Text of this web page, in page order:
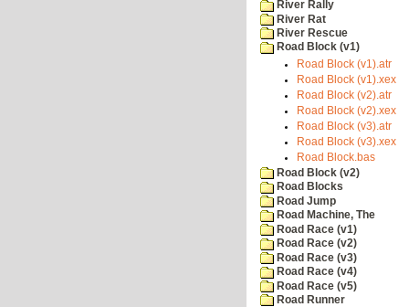
River Rally
River Rat
River Rescue
Road Block (v1)
Road Block (v1).atr
Road Block (v1).xex
Road Block (v2).atr
Road Block (v2).xex
Road Block (v3).atr
Road Block (v3).xex
Road Block.bas
Road Block (v2)
Road Blocks
Road Jump
Road Machine, The
Road Race (v1)
Road Race (v2)
Road Race (v3)
Road Race (v4)
Road Race (v5)
Road Runner